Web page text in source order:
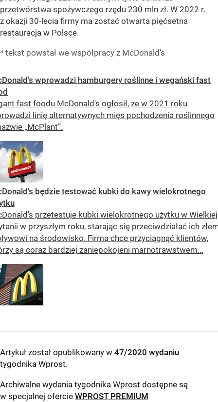
przetwórstwa spożywczego rzędu 230 mln zł. W 2022 r.
z okazji 30-lecia firmy ma zostać otwarta pięćsetna
restauracja w Polsce.
*tekst powstał we współpracy z McDonald’s
wprowadzi hamburgery roślinne i wegański fast
fast foodu McDonald's ogłosił, że w 2021 roku
linię alternatywnych mięs pochodzenia roślinnego
„McPlant”.
będzie testować kubki do kawy wielokrotnego
przetestuje kubki wielokrotnego użytku w Wielkiej
w przyszłym roku, starając się przeciwdziałać ich
na środowisko. Firma chce przyciągnąć klientów,
są coraz bardziej zaniepokojeni marnotrawstwem...
Artykuł został opublikowany w 47/2020 wydaniu
tygodnika Wprost.
Archiwalne wydania tygodnika Wprost dostępne są
w specjalnej ofercie WPROST PREMIUM